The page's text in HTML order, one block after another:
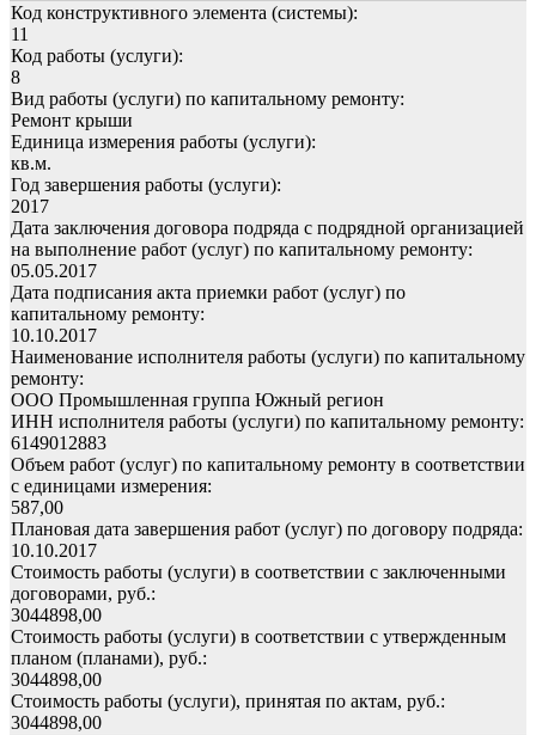
Код конструктивного элемента (системы):
11
Код работы (услуги):
8
Вид работы (услуги) по капитальному ремонту:
Ремонт крыши
Единица измерения работы (услуги):
кв.м.
Год завершения работы (услуги):
2017
Дата заключения договора подряда с подрядной организацией
на выполнение работ (услуг) по капитальному ремонту:
05.05.2017
Дата подписания акта приемки работ (услуг) по
капитальному ремонту:
10.10.2017
Наименование исполнителя работы (услуги) по капитальному
ремонту:
ООО Промышленная группа Южный регион
ИНН исполнителя работы (услуги) по капитальному ремонту:
6149012883
Объем работ (услуг) по капитальному ремонту в соответствии
с единицами измерения:
587,00
Плановая дата завершения работ (услуг) по договору подряда:
10.10.2017
Стоимость работы (услуги) в соответствии с заключенными
договорами, руб.:
3044898,00
Стоимость работы (услуги) в соответствии с утвержденным
планом (планами), руб.:
3044898,00
Стоимость работы (услуги), принятая по актам, руб.:
3044898,00